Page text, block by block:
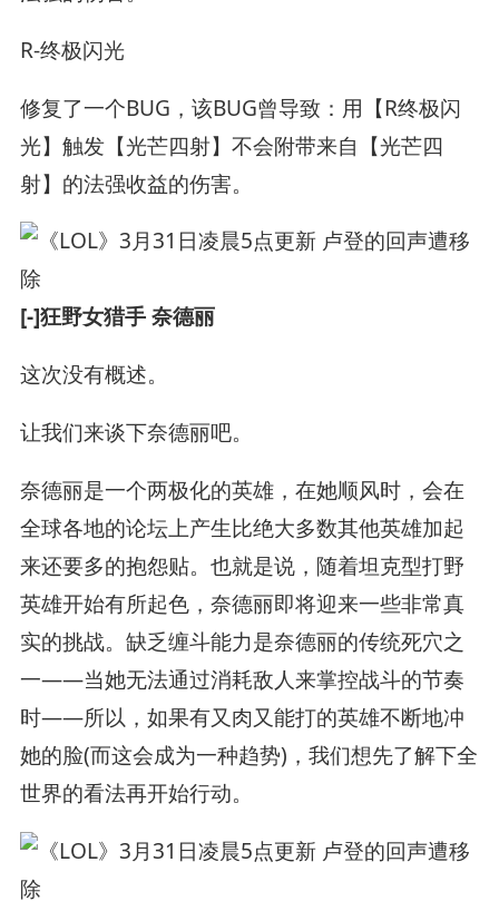
R-终极闪光
修复了一个BUG，该BUG曾导致：用【R终极闪
光】触发【光芒四射】不会附带来自【光芒四
射】的法强收益的伤害。
[-]狂野女猎手 奈德丽
这次没有概述。
让我们来谈下奈德丽吧。
奈德丽是一个两极化的英雄，在她顺风时，会在
全球各地的论坛上产生比绝大多数其他英雄加起
来还要多的抱怨贴。也就是说，随着坦克型打野
英雄开始有所起色，奈德丽即将迎来一些非常真
实的挑战。缺乏缠斗能力是奈德丽的传统死穴之
一——当她无法通过消耗敌人来掌控战斗的节奏
时——所以，如果有又肉又能打的英雄不断地冲
她的脸(而这会成为一种趋势)，我们想先了解下全
世界的看法再开始行动。